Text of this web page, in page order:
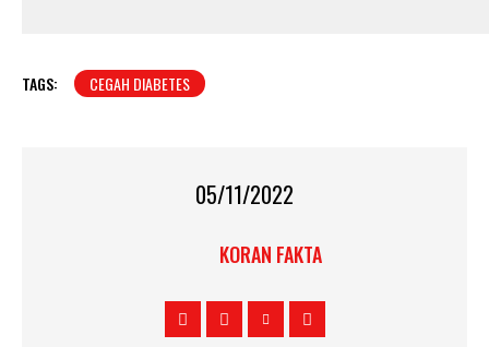
TAGS: CEGAH DIABETES
05/11/2022
KORAN FAKTA